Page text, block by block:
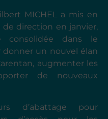
MICHEL a mis en
direction en janvier,
consolidée dans le
un nouvel élan
augmenter les
de nouveaux
d’abattage pour